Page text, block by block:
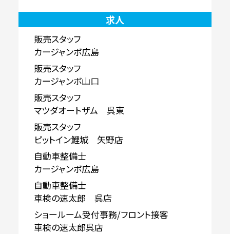
求人
販売スタッフ
カージャンボ広島
販売スタッフ
カージャンボ山口
販売スタッフ
マツダオートザム 呉東
販売スタッフ
ピットイン鯉城 矢野店
自動車整備士
カージャンボ広島
自動車整備士
車検の速太郎 呉店
ショールーム受付事務/フロント接客
車検の速太郎呉店